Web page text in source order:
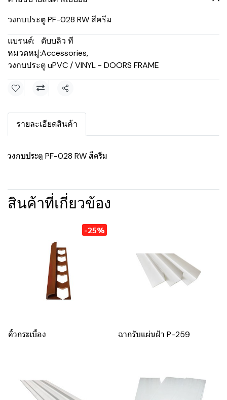
วงกบประตู PF-028 RW สีครีม
แบรนด์:
ดับบลิว ที
หมวดหมู่:Accessories,
วงกบประตู uPVC / VINYL - DOORS FRAME
แชร์
รายละเอียดสินค้า
วงกบประตู PF-028 RW สีครีม
สินค้าที่เกี่ยวข้อง
-25%
คิ้วกระเบื้อง ฉากรับแผ่นฝ้า P-259